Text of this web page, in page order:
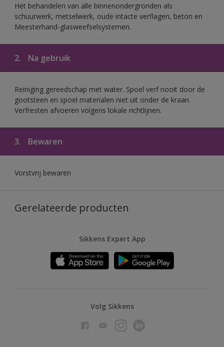
Het behandelen van alle binnenondergronden als
schuurwerk, metselwerk, oude intacte verflagen, beton en
Meesterhand-glasweefselsystemen.
2. Na gebruik
Reiniging gereedschap met water. Spoel verf nooit door de
gootsteen en spoel materialen niet uit onder de kraan.
Verfresten afvoeren volgens lokale richtlijnen.
3. Bewaren
Vorstvrij bewaren
Gerelateerde producten
Sikkens Expert App
Volg Sikkens